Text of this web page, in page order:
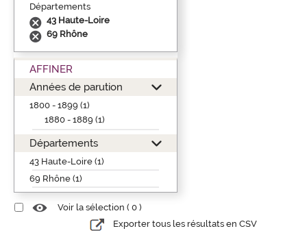
Départements
43 Haute-Loire
69 Rhône
AFFINER
Années de parution
1800 - 1899 (1)
1880 - 1889 (1)
Départements
43 Haute-Loire (1)
69 Rhône (1)
Voir la sélection ( 0 )
Exporter tous les résultats en CSV